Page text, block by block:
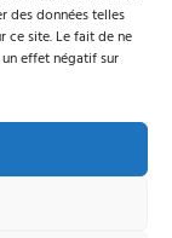
des données telles
ce site. Le fait de ne
effet négatif sur